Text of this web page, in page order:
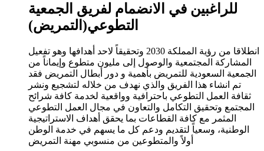
للراغبين في الانضمام لفريق الجمعية
التطوعي(التمريض)
انطلاقا من رؤية المملكة 2030 وتحقيقاً لاحد أهدافها وهو تفعيل
المشاركة المجتمعية والوصول إلى مليون متطوع وإيماناً من
الجمعية السعودية للتمريض بأهمية و دور أبطال التمريض فقد
تم انشاء هذا الفريق والذي نهدف من خلاله لتشجيع ونشر
ثقافة العمل التطوعي باحترافية وواقعية لخدمة كافة شرائح
المجتمع وتحقيق التكامل والتعاون في مجال العمل التطوعي
المثمر مع كافة القطاعات بما يحقق أهداف الاستراتيجية
الوطنية، وسعياً لتقديم ودعم كل ما يسهم في خدمة الوطن
أولاً والمتطوعين من منسوبي مهنة التمريض